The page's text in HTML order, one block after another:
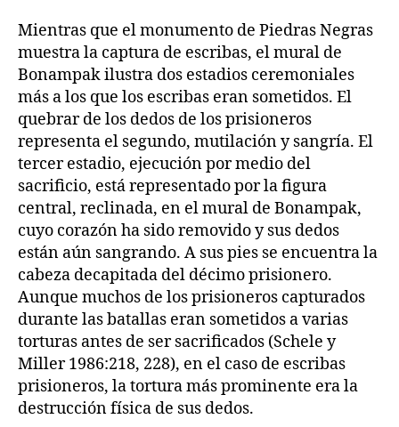
Mientras que el monumento de Piedras Negras
muestra la captura de escribas, el mural de
Bonampak ilustra dos estadios ceremoniales
más a los que los escribas eran sometidos. El
quebrar de los dedos de los prisioneros
representa el segundo, mutilación y sangría. El
tercer estadio, ejecución por medio del
sacrificio, está representado por la figura
central, reclinada, en el mural de Bonampak,
cuyo corazón ha sido removido y sus dedos
están aún sangrando. A sus pies se encuentra la
cabeza decapitada del décimo prisionero.
Aunque muchos de los prisioneros capturados
durante las batallas eran sometidos a varias
torturas antes de ser sacrificados (Schele y
Miller 1986:218, 228), en el caso de escribas
prisioneros, la tortura más prominente era la
destrucción física de sus dedos.